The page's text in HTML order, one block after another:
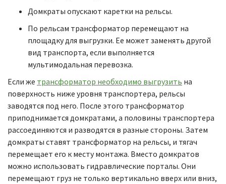
Домкраты опускают каретки на рельсы.
По рельсам трансформатор перемещают на
площадку для выгрузки. Ее может заменять другой
вид транспорта, если выполняется
мультимодальная перевозка.
Если же трансформатор необходимо выгрузить на
поверхность ниже уровня транспортера, рельсы
заводятся под него. После этого трансформатор
приподнимается домкратами, а половины транспортера
рассоединяются и разводятся в разные стороны. Затем
домкраты ставят трансформатор на рельсы, и тягач
перемещает его к месту монтажа. Вместо домкратов
можно использовать гидравлические порталы. Они
перемещают груз не только вертикально вверх или вниз,